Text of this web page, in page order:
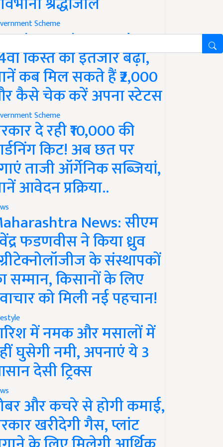
Scheme
Kisan Yojana Update:
किस्त का इंतजार बढ़ा,
कब मिल सकते हैं ₹2,000
कैसे चेक करें अपना स्टेटस
Scheme
दे रही ₹10,000 की
किट! अब छत पर
ताजी ऑर्गेनिक सब्जियां,
आवेदन प्रक्रिया..
News: सीएम
फडणवीस ने किया ध्रुव
के संस्थापकों
सम्मान, किसानों के लिए
को मिली नई पहचान!
में नमक और मसालों में
घुसेगी नमी, अपनाएं ये 3
देसी ट्रिक्स
और कचरे से होगी कमाई,
खरीदेगी गैस, प्लांट